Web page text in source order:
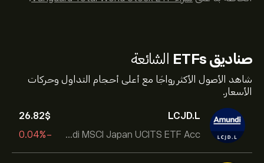
صناديق ETFs الشائعة
شاهد الأصول الأكثر رواجًا مع أعلى أحجام التداول وحركات
الأسعار.
LCJD.L
Amundi MSCI Japan UCITS ETF Acc
26.82‎$‎
-0.04%